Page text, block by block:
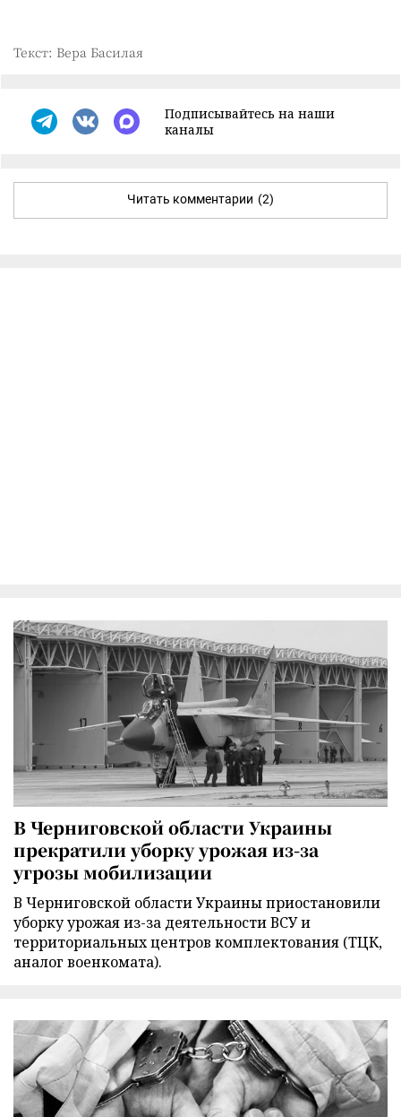
Текст: Вера Басилая
Подписывайтесь на наши
каналы
Читать комментарии (2)
В Черниговской области Украины
прекратили уборку урожая из-за
угрозы мобилизации
В Черниговской области Украины приостановили
уборку урожая из-за деятельности ВСУ и
территориальных центров комплектования (ТЦК,
аналог военкомата).